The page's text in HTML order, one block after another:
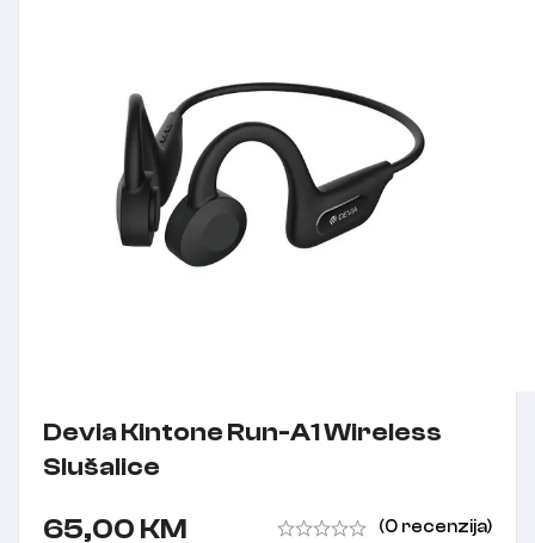
Devia Kintone Run-A1 Wireless
Slušalice
65,00 KM (0 recenzija)